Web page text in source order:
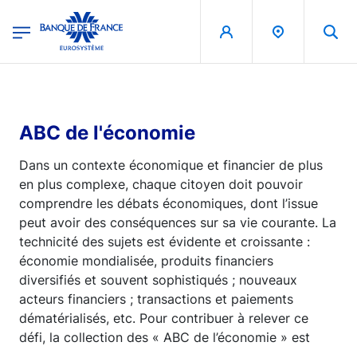
Banque de France - Menu Principal
ABC de l'économie
Dans un contexte économique et financier de plus
en plus complexe, chaque citoyen doit pouvoir
comprendre les débats économiques, dont l’issue
peut avoir des conséquences sur sa vie courante. La
technicité des sujets est évidente et croissante :
économie mondialisée, produits financiers
diversifiés et souvent sophistiqués ; nouveaux
acteurs financiers ; transactions et paiements
dématérialisés, etc. Pour contribuer à relever ce
défi, la collection des « ABC de l’économie » est